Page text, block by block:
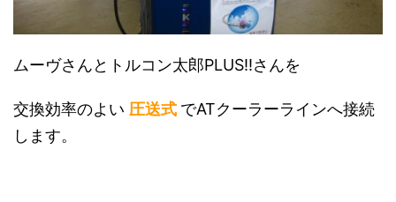
ムーヴさんとトルコン太郎PLUS!!さんを
交換効率のよい 圧送式 でATクーラーラインへ接続
します。